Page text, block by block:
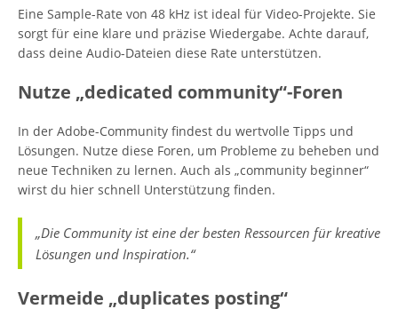
Eine Sample-Rate von 48 kHz ist ideal für Video-Projekte. Sie
sorgt für eine klare und präzise Wiedergabe. Achte darauf,
dass deine Audio-Dateien diese Rate unterstützen.
Nutze „dedicated community“-Foren
In der Adobe-Community findest du wertvolle Tipps und
Lösungen. Nutze diese Foren, um Probleme zu beheben und
neue Techniken zu lernen. Auch als „community beginner“
wirst du hier schnell Unterstützung finden.
„Die Community ist eine der besten Ressourcen für kreative
Lösungen und Inspiration.“
Vermeide „duplicates posting“